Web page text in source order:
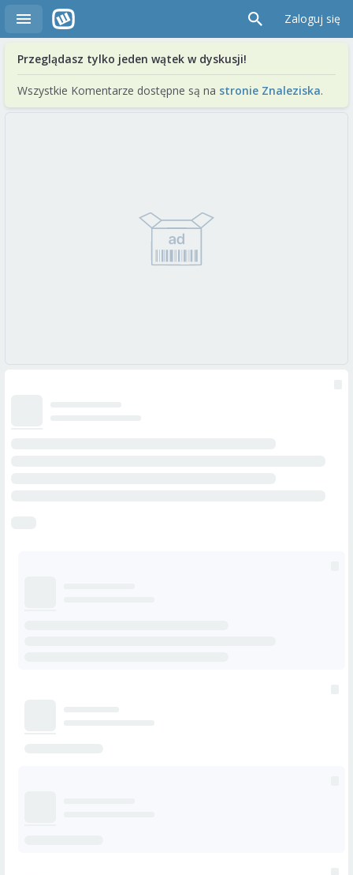
Zaloguj się
Przeglądasz tylko jeden wątek w dyskusji!
Wszystkie Komentarze dostępne są na stronie Znaleziska.